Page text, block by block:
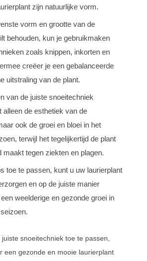
zijn natuurlijke vorm.
vorm en grootte van de
behouden, kun je gebruikmaken
zoals knippen, inkorten en
creëer je een gebalanceerde
uitstraling van de plant.
van de juiste snoeitechniek
alleen de esthetiek van de
ook de groei en bloei in het
terwijl het tegelijkertijd de plant
maakt tegen ziekten en plagen.
toe te passen, kunt u uw laurierplant
en op de juiste manier
weelderige en gezonde groei in
snoeitechniek toe te passen,
een gezonde en mooie laurierplant